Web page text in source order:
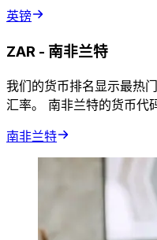
英镑
ZAR - 南非兰特
我们的货币排名显示最热
汇率。 南非兰特的货币代
南非兰特